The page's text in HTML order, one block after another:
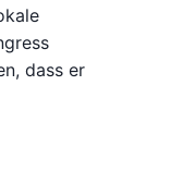
dass er